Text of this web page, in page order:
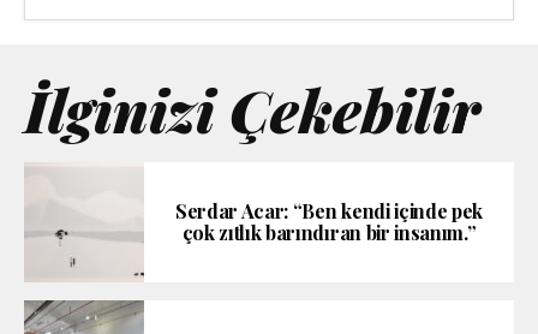
İlginizi Çekebilir
Serdar Acar: “Ben kendi içinde pek
çok zıtlık barındıran bir insanım.”